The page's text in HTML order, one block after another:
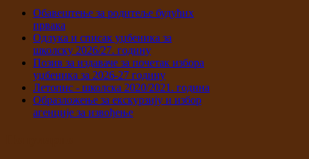
Обавештење за родитеље будућих
првака
Одлука и списак уџбеника за
школску 2026/27. годину
Позив за издаваче за почетак избора
уџбеника за 2026-27 годину
Летопис - школска 2020/2021. година
Образложење за екскурзију и избор
агенције за извођење